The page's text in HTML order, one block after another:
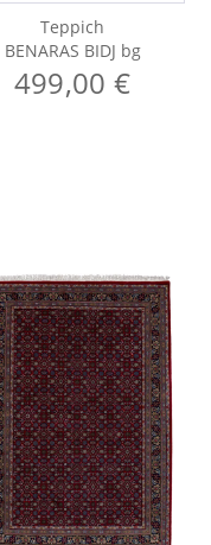
Teppich
BENARAS BIDJ bg
499,00 €